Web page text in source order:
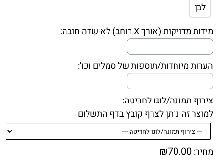
לבן
מידות מדויקות (אורך X רוחב) לא שדה חובה:
הערות מיוחדות/תוספות של סמלים וכו':
צירוף תמונה/לוגו לחריטה:
למוצר זה ניתן לצרף קובץ בדף התשלום
מחיר: ₪70.00